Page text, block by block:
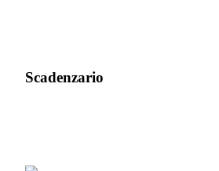
Scadenzario